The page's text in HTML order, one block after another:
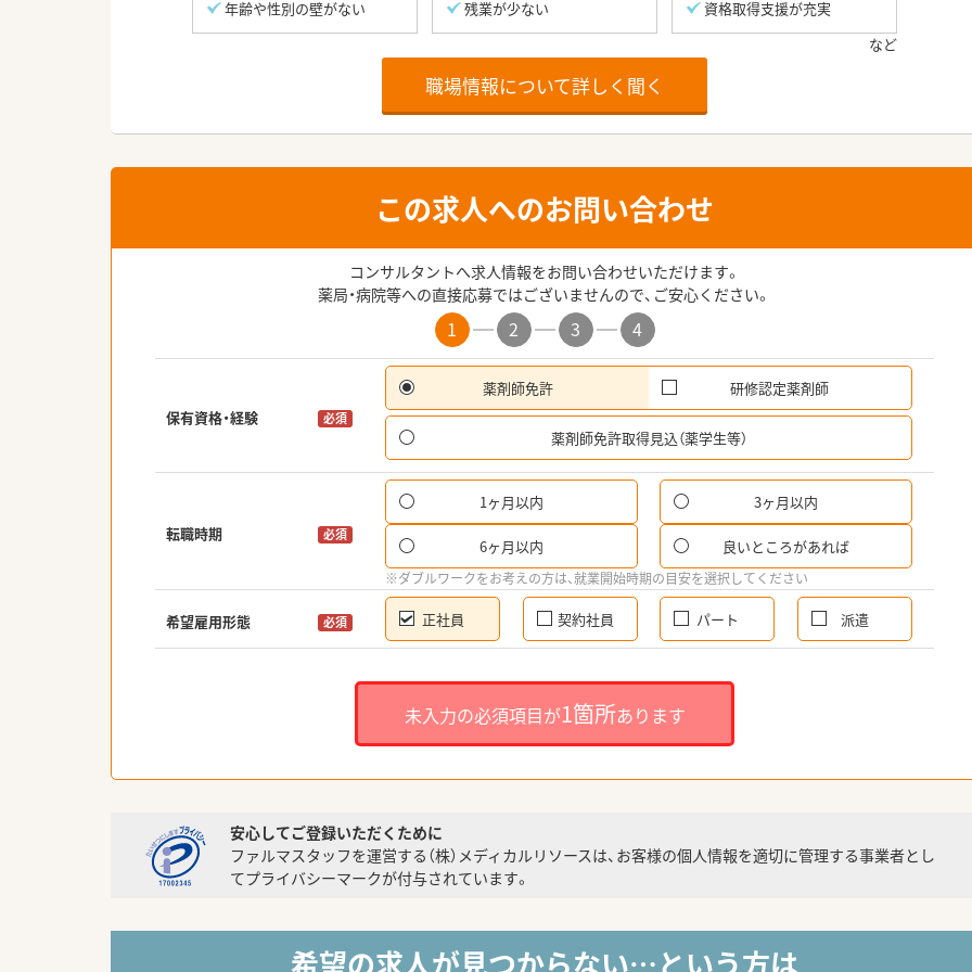
年齢や性別の壁がない
残業が少ない
資格取得支援が充実
職場情報について詳しく聞く
この求人へのお問い合わせ
コンサルタントへ求人情報をお問い合わせいただけます。
薬局・病院等への直接応募ではございませんので、ご安心ください。
1 2 3 4
保有資格・経験 必須
薬剤師免許 研修認定薬剤師
薬剤師免許取得見込（薬学生等）
転職時期 必須
1ヶ月以内 3ヶ月以内
6ヶ月以内 良いところがあれば
※ダブルワークをお考えの方は、就業開始時期の目安を選択してください
希望雇用形態 必須 正社員 契約社員 パート 派遣
未入力の必須項目が1箇所あります
安心してご登録いただくために
ファルマスタッフを運営する（株）メディカルリソースは、お客様の個人情報を適切に管理する事業者とし
てプライバシーマークが付与されています。